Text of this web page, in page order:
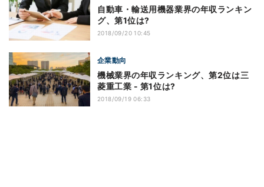
自動車・輸送用機器業界の年収ランキン
グ、第1位は?
2018/09/20 10:45
企業動向
機械業界の年収ランキング、第2位は三
菱重工業 - 第1位は?
2018/09/19 06:33